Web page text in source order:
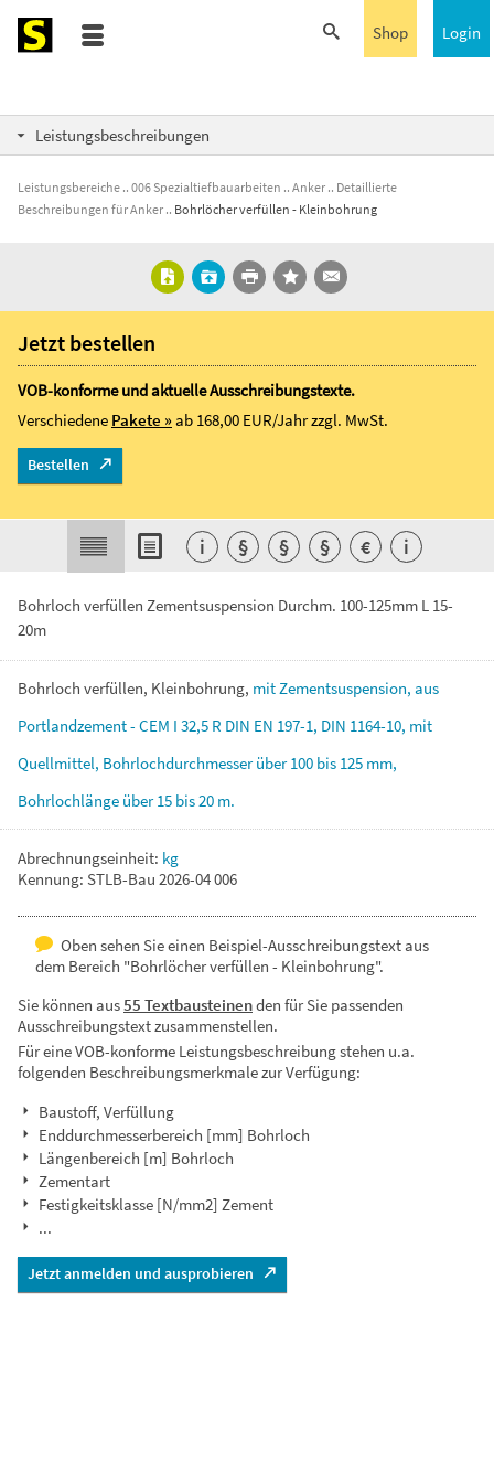
Login
Shop
Leistungsbeschreibungen
Leistungsbereiche 006 Spezialtiefbauarbeiten Anker
Detaillierte
Beschreibungen für Anker
Bohrlöcher verfüllen - Kleinbohrung
Bohrloch verfüllen Zementsuspension Durchm. 100-125mm L 15-
20m
Bohrloch verfüllen, Kleinbohrung, mitZementsuspension, aus
Portlandzement- CEM I 32,5 R DIN EN 197-1, DIN 1164-10, mit
Quellmittel, Bohrlochdurchmesserüber100 bis 125 mm,
Bohrlochlänge über15 bis20 m.
Abrechnungseinheit: kg
Kennung: STLB-Bau 2026-04 006
Oben sehen Sie einen Beispiel-Ausschreibungstext aus
dem Bereich "Bohrlöcher verfüllen - Kleinbohrung".
Sie können aus55 Textbausteinenden für Sie passenden
Ausschreibungstext zusammenstellen.
Für eine VOB-konforme Leistungsbeschreibung stehen u.a.
folgenden Beschreibungsmerkmale zur Verfügung:
Baustoff, Verfüllung
Enddurchmesserbereich [mm] Bohrloch
Längenbereich [m] Bohrloch
Zementart
Festigkeitsklasse [N/mm2] Zement
...
Jetzt anmelden und ausprobieren
Jetzt bestellen
VOB-konforme und aktuelle Ausschreibungstexte.
Verschiedene Pakete »ab 168,00 EUR/Jahrzzgl. MwSt.
Bestellen
i § § § € i